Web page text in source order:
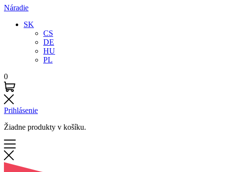
Náradie
SK
CS
DE
HU
PL
0
Prihlásenie
Žiadne produkty v košíku.